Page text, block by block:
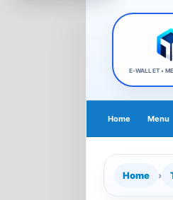
𝕬𝖓𝖆𝖘
E-WALLET •
Home Menu
Home ›